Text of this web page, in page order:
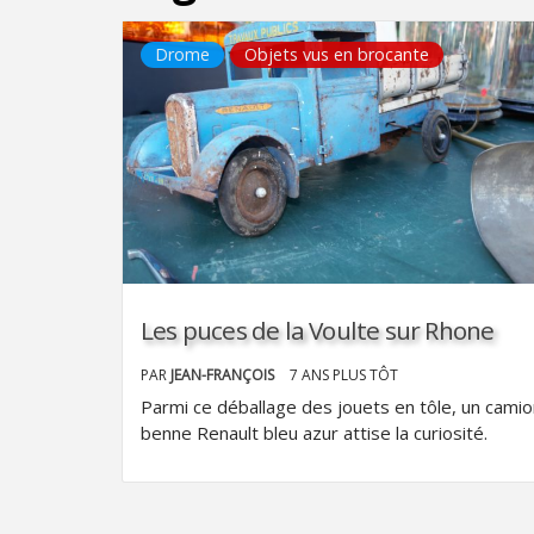
Drome Objets vus en brocante
Les puces de la Voulte sur Rhone
PAR JEAN-FRANÇOIS 7 ANS PLUS TÔT
Parmi ce déballage des jouets en tôle, un
benne Renault bleu azur attise la curiosité.